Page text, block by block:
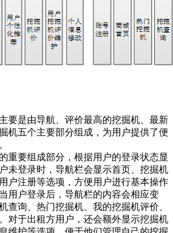
要是由导航、评价最高的挖掘机、最新
机五个主要部分组成，为用户提供了便
重要组成部分，根据用户的登录状态显
未登录时，导航栏会显示首页、挖掘机
户注册等选项，方便用户进行基本操作
用户登录后，导航栏的内容会相应变
查询、热门挖掘机、我的挖掘机评价、
对于出租方用户，还会额外显示挖掘机